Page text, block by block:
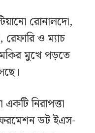
রোনালদো,
ও ম্যাচ
মুখে পড়তে
নিরাপত্তা
ডট ইএস-